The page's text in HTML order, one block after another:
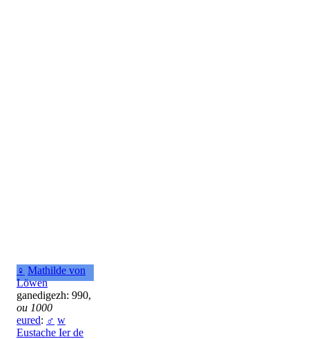
♀ Mathilde von
Löwen
ganedigezh: 990,
ou 1000
eured: ♂ w
Eustache Ier de